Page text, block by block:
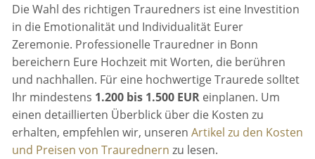
Die Wahl des richtigen Trauredners ist eine Investition
in die Emotionalität und Individualität Eurer
Zeremonie. Professionelle Trauredner in Bonn
bereichern Eure Hochzeit mit Worten, die berühren
und nachhallen. Für eine hochwertige Traurede solltet
Ihr mindestens 1.200 bis 1.500 EUR einplanen. Um
einen detaillierten Überblick über die Kosten zu
erhalten, empfehlen wir, unserenArtikel zu den Kosten
und Preisen von Traurednern zu lesen.